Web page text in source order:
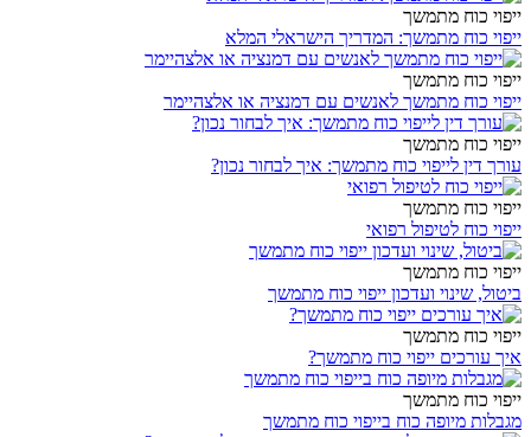
ייפוי כוח מתמשך
ייפוי כוח מתמשך: המדריך הישראלי המלא
ייפוי כוח מתמשך
ייפוי כוח מתמשך לאנשים עם דמנציה או אלצהיימר
ייפוי כוח מתמשך
עורך דין לייפוי כוח מתמשך: איך לבחור נכון?
ייפוי כוח מתמשך
ייפוי כוח לטיפול רפואי
ייפוי כוח מתמשך
ביטול, שינוי ועדכון ייפוי כוח מתמשך
ייפוי כוח מתמשך
איך עורכים ייפוי כוח מתמשך?
ייפוי כוח מתמשך
מגבלות מיופה כוח בייפוי כוח מתמשך